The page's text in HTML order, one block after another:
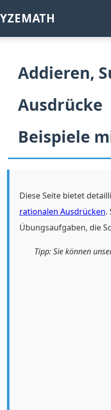
Addieren,
Ausdrücke
Beispiele
Diese Seite bietet
rationalen Ausdrücken.
Übungsaufgaben, die
Tipp: Sie können